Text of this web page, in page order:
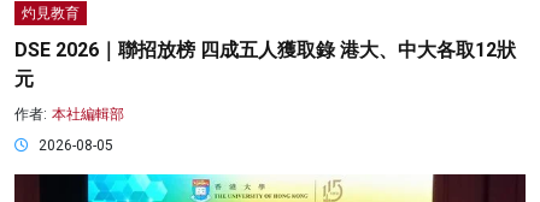
灼見教育
DSE 2026｜聯招放榜 四成五人獲取錄 港大、中大各取12狀
元
作者: 本社編輯部
2026-08-05